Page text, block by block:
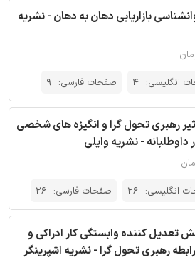
بازاریابی دهان به دهان - نشریه
انگلیسی: 4 صفحات فارسی: 9
رهبری تحول گرا و انگیزه های شخصی
داوطلبانه - نشریه وایلی
انگلیسی: 26 صفحات فارسی: 26
تعدیل کننده وابستگی کار ادراکی و
رابطه رهبری تحول گرا - نشریه اشپرینگر